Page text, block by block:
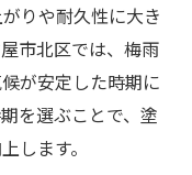
もり依頼方法
を徹底解説
認事項まとめ
相談窓口の活
りや耐久性に大き
市北区では、梅雨
が安定した時期に
を選ぶことで、塗
します。